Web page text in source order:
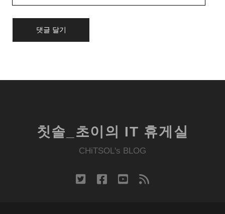
칫솔_초이의 IT 휴게실
CHiTSOL's BLOG
twitter facebook
youtube
rss